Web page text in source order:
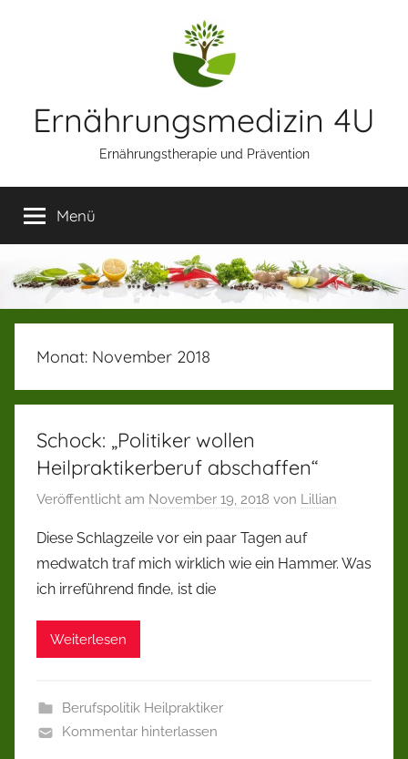
Ernährungsmedizin 4U
Ernährungstherapie und Prävention
Menü
Monat: November 2018
Schock: „Politiker wollen
Heilpraktikerberuf abschaffen“
Veröffentlicht am November 19, 2018 von Lillian
Diese Schlagzeile vor ein paar Tagen auf
medwatch traf mich wirklich wie ein Hammer. Was
ich irreführend finde, ist die
Weiterlesen
Berufspolitik Heilpraktiker
Kommentar hinterlassen